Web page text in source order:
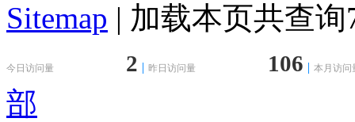
Sitemap | 加载本页共查
今日访问量 2 昨日访问量 106 本月访问
部